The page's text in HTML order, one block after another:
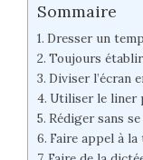
Sommaire
Dresser un
Toujours
Diviser l’écran
Utiliser le liner
Rédiger sans
Faire appel à